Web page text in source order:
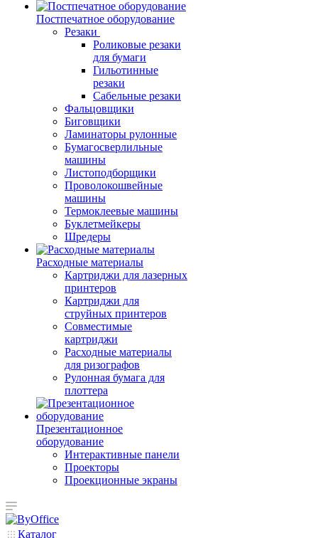
Постпечатное оборудование
Резаки
Роликовые резаки
для бумаги
Гильотинные
резаки
Сабельные резаки
Фальцовщики
Биговщики
Ламинаторы рулонные
Бумагосверлильные
машины
Листоподборщики
Проволокошвейные
машины
Термоклеевые машины
Буклетмейкеры
Шредеры
Расходные материалы
Картриджи для лазерных
принтеров
Картриджи для
струйных принтеров
Совместимые
картриджи
Расходные материалы
для ризографов
Рулонная бумага для
плоттера
Презентационное
оборудование
Интерактивные панели
Проекторы
Проекционные экраны
Каталог